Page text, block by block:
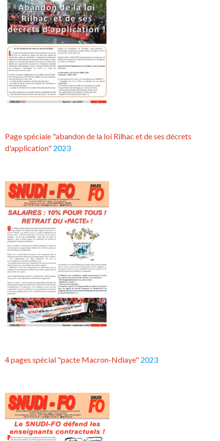
Page spéciale "abandon de la loi Rilhac et de ses décrets
d'application" 2023
4 pages spécial "pacte Macron-Ndiaye" 2023